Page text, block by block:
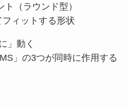
ト（ラウンド型）
ィットする形状
」動く
」の3つが同時に作用する